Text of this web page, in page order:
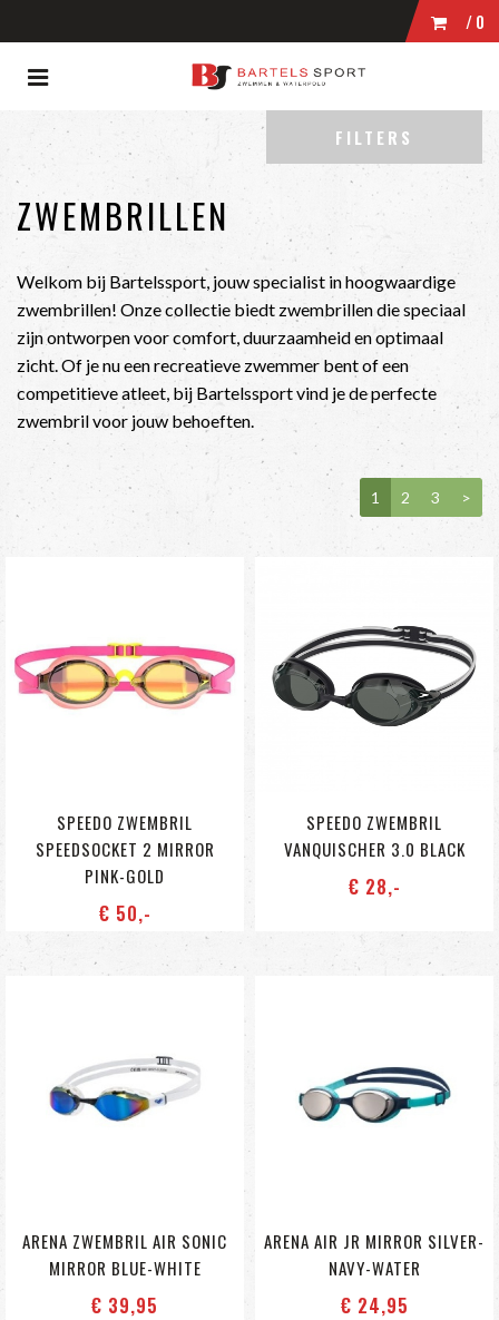
(Wedstrijdkleding)
(Kleding)
(Zwembrillen)
(Tassen)
(Accessoires)
/0
WINKELWAGEN
UW WINKELWAGEN IS LEEG.
VUL HEM MET PRODUCTEN.
Toggle
FILTERS
ZWEMBRILLEN
Welkom bij Bartelssport, jouw specialist in hoogwaardige
zwembrillen! Onze collectie biedt zwembrillen die speciaal
zijn ontworpen voor comfort, duurzaamheid en optimaal
zicht. Of je nu een recreatieve zwemmer bent of een
competitieve atleet, bij Bartelssport vind je de perfecte
zwembril voor jouw behoeften.
1 2 3 >
SPEEDO ZWEMBRIL
SPEEDSOCKET 2 MIRROR
PINK-GOLD
€ 50,-
SPEEDO ZWEMBRIL
VANQUISCHER 3.0 BLACK
€ 28,-
ARENA ZWEMBRIL AIR SONIC
MIRROR BLUE-WHITE
€ 39,95
ARENA AIR JR MIRROR SILVER-
NAVY-WATER
€ 24,95